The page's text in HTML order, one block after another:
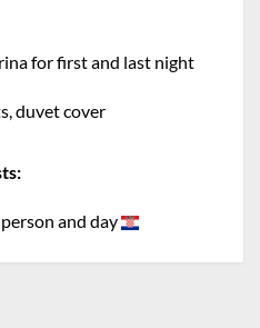
for first and last night
duvet cover
and day